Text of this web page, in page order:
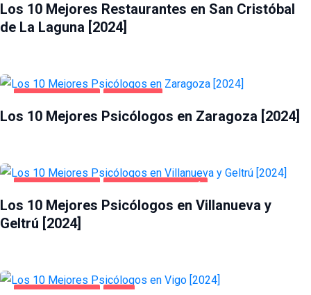
Los 10 Mejores Restaurantes en San Cristóbal
de La Laguna [2024]
Los 10 Mejores Psicólogos en Zaragoza [2024]
Los 10 Mejores Psicólogos en Villanueva y
Geltrú [2024]